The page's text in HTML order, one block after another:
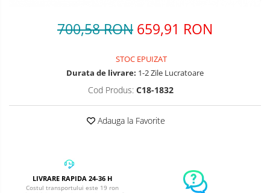
700,58 RON 659,91 RON
STOC EPUIZAT
Durata de livrare: 1-2 Zile Lucratoare
Cod Produs: C18-1832
Adauga la Favorite
LIVRARE RAPIDA 24-36 H
Costul transportului este 19 ron